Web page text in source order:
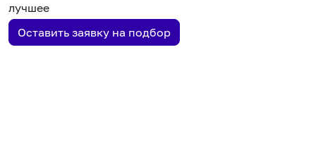
лучшее
Оставить заявку на подбор